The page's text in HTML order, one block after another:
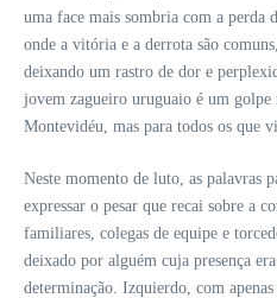
uma face mais sombria com a perda
onde a vitória e a derrota são
deixando um rastro de dor e
jovem zagueiro uruguaio é um golpe
Montevidéu, mas para todos os que
Neste momento de luto, as palavras
expressar o pesar que recai sobre a
familiares, colegas de equipe e
deixado por alguém cuja presença
determinação. Izquierdo, com